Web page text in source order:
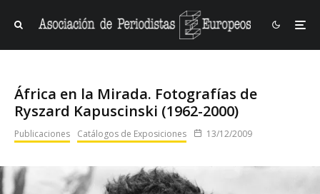
África en la Mirada. Fotografías de
Ryszard Kapuscinski (1962-2000)
Publicaciones Catálogos de Exposiciones 13/12/2009